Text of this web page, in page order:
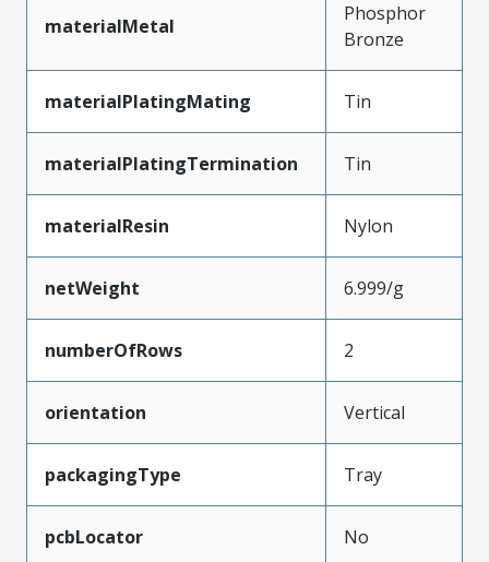
materialMetal
Phosphor
Bronze
materialPlatingMating Tin
materialPlatingTermination Tin
materialResin Nylon
netWeight 6.999/g
numberOfRows 2
orientation Vertical
packagingType Tray
pcbLocator No